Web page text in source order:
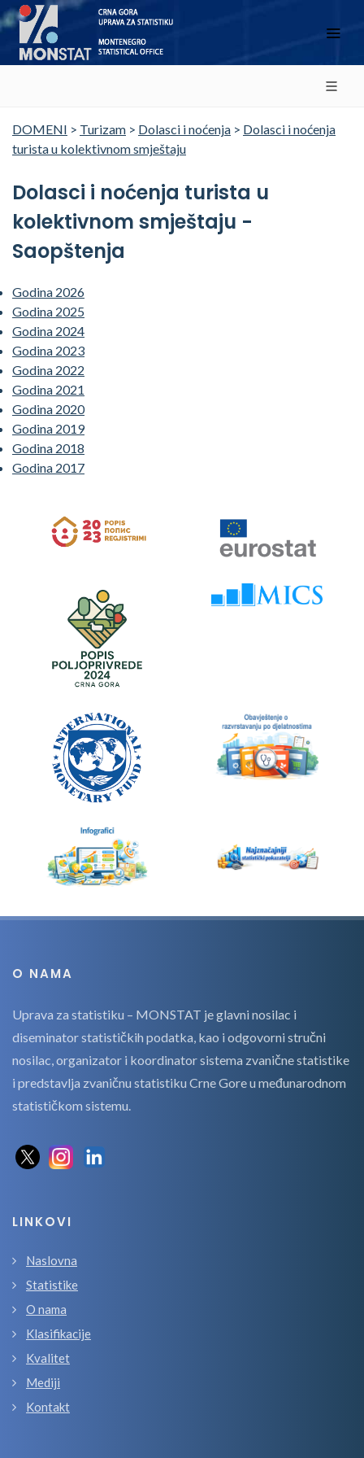
DOMENI > Turizam > Dolasci i noćenja > Dolasci i noćenja
turista u kolektivnom smještaju
Dolasci i noćenja turista u
kolektivnom smještaju -
Saopštenja
Godina 2026
Godina 2025
Godina 2024
Godina 2023
Godina 2022
Godina 2021
Godina 2020
Godina 2019
Godina 2018
Godina 2017
O NAMA
Uprava za statistiku – MONSTAT je glavni nosilac i
diseminator statističkih podatka, kao i odgovorni stručni
nosilac, organizator i koordinator sistema zvanične statistike
i predstavlja zvaničnu statistiku Crne Gore u međunarodnom
statističkom sistemu.
LINKOVI
Naslovna
Statistike
O nama
Klasifikacije
Kvalitet
Mediji
Kontakt